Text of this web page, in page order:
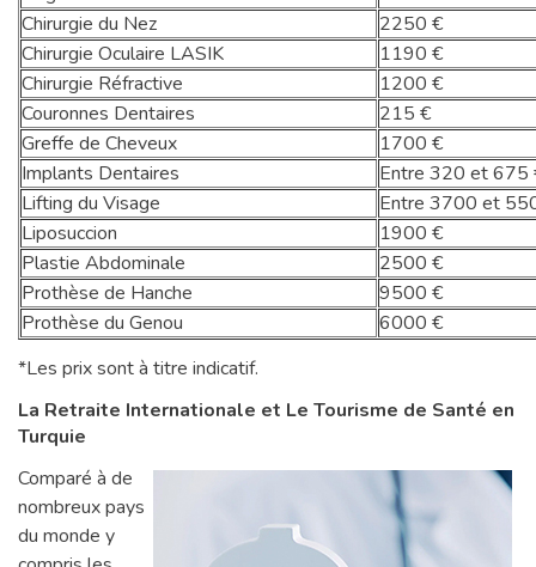
Chirurgie du Nez
2250 €
Chirurgie Oculaire LASIK
1190 €
Chirurgie Réfractive
1200 €
Couronnes Dentaires
215 €
Greffe de Cheveux
1700 €
Implants Dentaires
Entre 320 et 675
Lifting du Visage
Entre 3700 et
Liposuccion
1900 €
Plastie Abdominale
2500 €
Prothèse de Hanche
9500 €
Prothèse du Genou
6000 €
*Les prix sont à titre indicatif.
La Retraite Internationale et Le Tourisme de Santé en
Turquie
Comparé à de
nombreux pays
du monde y